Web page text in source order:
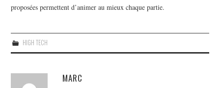
proposées permettent d’animer au mieux chaque partie.
HIGH TECH
MARC